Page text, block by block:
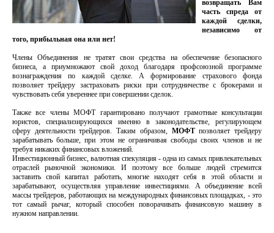
возвращать Вам
часть спреда от
каждой сделки,
независимо от
того, прибыльная она или нет!
Члены Объединения не тратят свои средства на обеспечение безопасного
бизнеса, а приумножают свой доход благодаря профсоюзной программе
вознаграждения по каждой сделке. А формирование страхового фонда
позволяет трейдеру застраховать риски при сотрудничестве с брокерами и
чувствовать себя увереннее при совершении сделок.
Также все члены МОФТ гарантировано получают грамотные консультации
юристов, специализирующихся именно в законодательстве, регулирующем
сферу деятельности трейдеров. Таким образом, МОФТпозволяет трейдеру
зарабатывать больше, при этом не ограничивая свободы своих членов и не
требуя никаких финансовых вложений.
Инвестиционный бизнес, валютная спекуляция - одна из самых привлекательных
отраслей рыночной экономики. И поэтому все больше людей стремится
заставить свой капитал работать, многие находят себя в этой области и
зарабатывают, осуществляя управление инвестициями. А объединение всей
массы трейдеров, работающих на международных финансовых площадках, - это
тот самый рычаг, который способен поворачивать финансовую машину в
нужном направлении.